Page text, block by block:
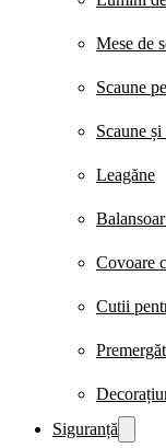
Mese de
Scaune
Scaune
Leagăne
Covoare
Cutii
Siguranță